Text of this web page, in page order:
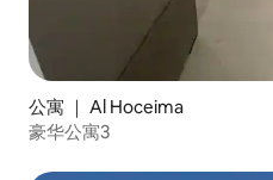
公寓 ｜ Al Hoceima
豪华公寓3